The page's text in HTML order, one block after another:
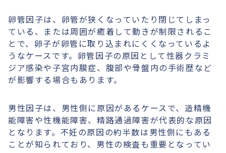
卵管因子は、卵管が狭くなっていたり閉じてしまっ
ている、または周囲が癒着して動きが制限されるこ
とで、卵子が卵管に取り込まれにくくなっているよ
うなケースです。卵管因子の原因として性器クラミ
ジア感染や子宮内膜症、腹部や骨盤内の手術歴など
が影響する場合もあります。
男性因子は、男性側に原因があるケースで、造精機
能障害や性機能障害、精路通過障害が代表的な原因
となります。不妊の原因の約半数は男性側にもある
ことが知られており、男性の検査も重要となってい